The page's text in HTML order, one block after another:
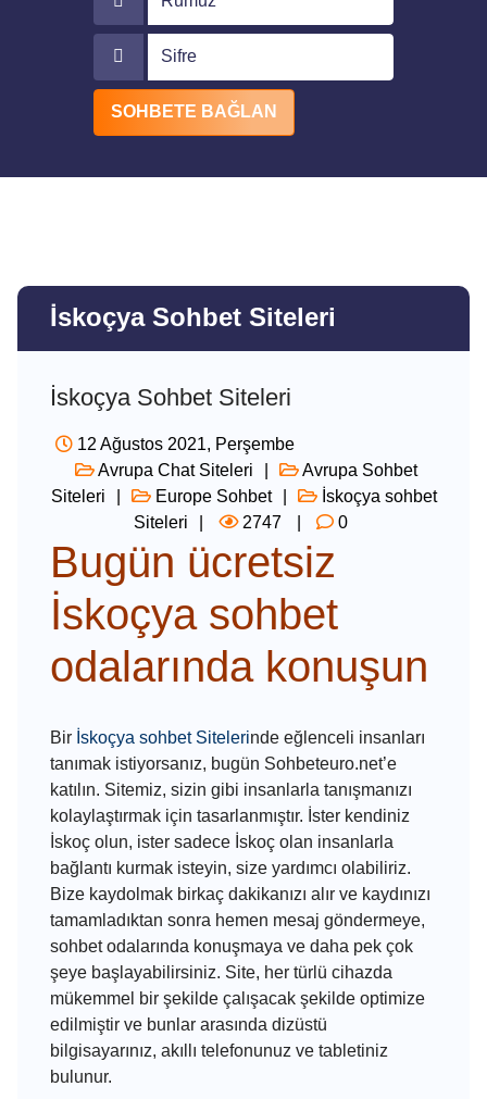
Sifre
SOHBETE BAĞLAN
İskoçya Sohbet Siteleri
İskoçya Sohbet Siteleri
12 Ağustos 2021, Perşembe
Avrupa Chat Siteleri
Avrupa Sohbet
Siteleri
Europe Sohbet
İskoçya sohbet
Siteleri
2747 0
Bugün ücretsiz
İskoçya sohbet
odalarında konuşun
Bir İskoçya sohbet Sitelerinde eğlenceli insanları
tanımak istiyorsanız, bugün Sohbeteuro.net’e
katılın. Sitemiz, sizin gibi insanlarla tanışmanızı
kolaylaştırmak için tasarlanmıştır. İster kendiniz
İskoç olun, ister sadece İskoç olan insanlarla
bağlantı kurmak isteyin, size yardımcı olabiliriz.
Bize kaydolmak birkaç dakikanızı alır ve kaydınızı
tamamladıktan sonra hemen mesaj göndermeye,
sohbet odalarında konuşmaya ve daha pek çok
şeye başlayabilirsiniz. Site, her türlü cihazda
mükemmel bir şekilde çalışacak şekilde optimize
edilmiştir ve bunlar arasında dizüstü
bilgisayarınız, akıllı telefonunuz ve tabletiniz
bulunur.